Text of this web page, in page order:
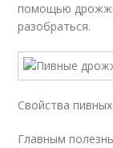
помощью
разобраться.
Свойства
Главным